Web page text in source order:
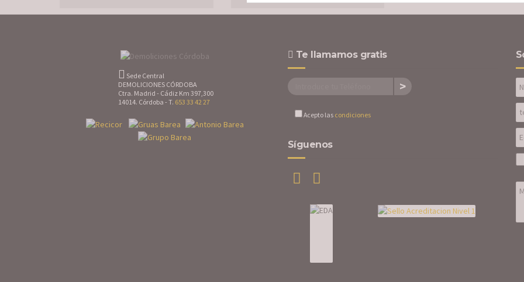
Sede Central
DEMOLICIONES CÓRDOBA
Ctra. Madrid - Cádiz Km 397,300
14014. Córdoba - T. 653 33 42 27
Te llamamos gratis
Acepto las condiciones
Síguenos